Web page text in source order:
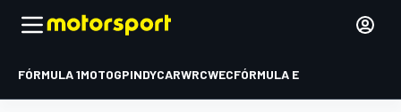
FÓRMULA 1MOTOGPINDYCARWRCWECFÓRMULA E